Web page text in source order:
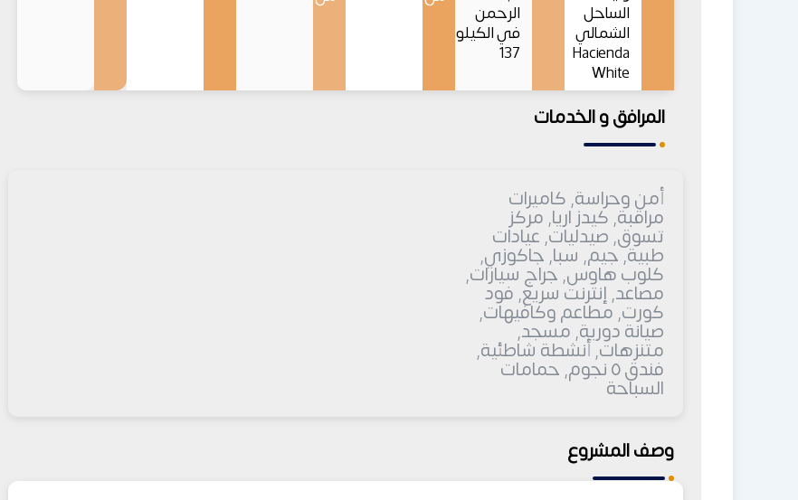
الساحل
الشمالي
Hacienda
White
الرحمن
في الكيلو
137
المرافق و الخدمات
أمن وحراسة, كاميرات
مراقبة, كيدز اريا, مركز
تسوق, صيدليات, عيادات
طبية, جيم, سبا, جاكوزي,
كلوب هاوس, جراج سيارات,
مصاعد, إنترنت سريع, فود
كورت, مطاعم وكافيهات,
صيانة دورية, مسجد,
متنزهات, أنشطة شاطئية,
فندق ٥ نجوم, حمامات
السباحة
وصف المشروع